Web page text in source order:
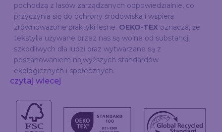
pochodzą z lasów zarządzanych odpowiedzialnie, co
przyczynia się do ochrony środowiska i wspiera
zrównoważone praktyki leśne. OEKO-TEX oznacza, że
tekstylia używane przez nas są wolne od substancji
szkodliwych dla ludzi oraz wytwarzane są z
poszanowaniem najwyższych standardów
ekologicznych i społecznych.
czytaj wiecej